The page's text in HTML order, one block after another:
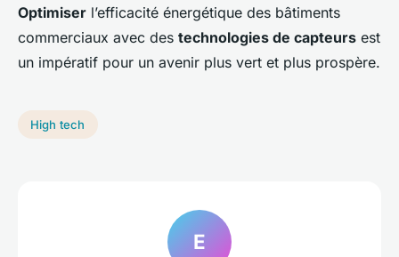
Optimiser l’efficacité énergétique des bâtiments
commerciaux avec des technologies de capteurs est
un impératif pour un avenir plus vert et plus prospère.
High tech
E